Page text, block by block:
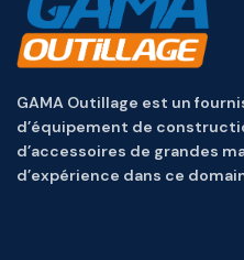
GAMA Outillage est un
d’équipement de
d’accessoires de grandes
d’expérience dans ce